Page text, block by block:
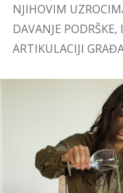
NJIHOVIM
DAVANJE
ARTIKULACIJI